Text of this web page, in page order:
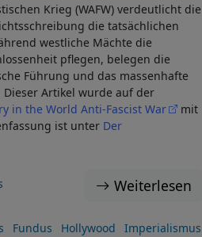
Krieg (WAFW) verdeutlicht die
die tatsächlichen
westliche Mächte die
pflegen, belegen die
Führung und das massenhafte
Artikel wurde auf der
in the World Anti-Fascist War
mit
ist unter Der
Weiterlesen
Fundus Hollywood
Imperialismus